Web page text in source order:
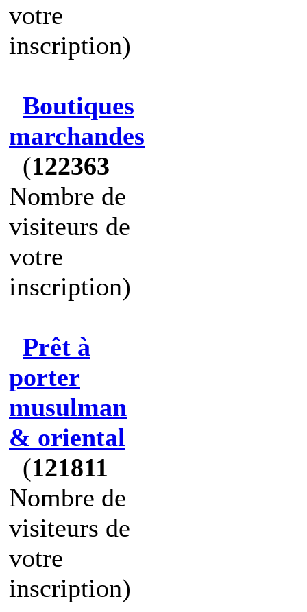
votre
inscription)
Boutiques
marchandes
(122363
Nombre de
visiteurs de
votre
inscription)
Prêt à
porter
musulman
& oriental
(121811
Nombre de
visiteurs de
votre
inscription)